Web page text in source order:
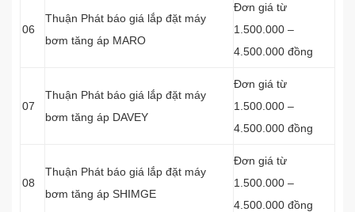
06
Thuận Phát báo giá lắp đặt máy
bơm tăng áp MARO
Đơn giá từ
1.500.000 –
4.500.000 đồng
07
Thuận Phát báo giá lắp đặt máy
bơm tăng áp DAVEY
Đơn giá từ
1.500.000 –
4.500.000 đồng
08
Thuận Phát báo giá lắp đặt máy
bơm tăng áp SHIMGE
Đơn giá từ
1.500.000 –
4.500.000 đồng